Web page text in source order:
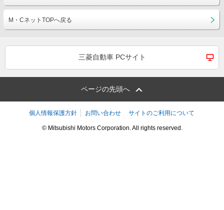
M・CネットTOPへ戻る
三菱自動車 PCサイト
ページの先頭へ
個人情報保護方針 お問い合わせ サイトのご利用について
© Mitsubishi Motors Corporation. All rights reserved.